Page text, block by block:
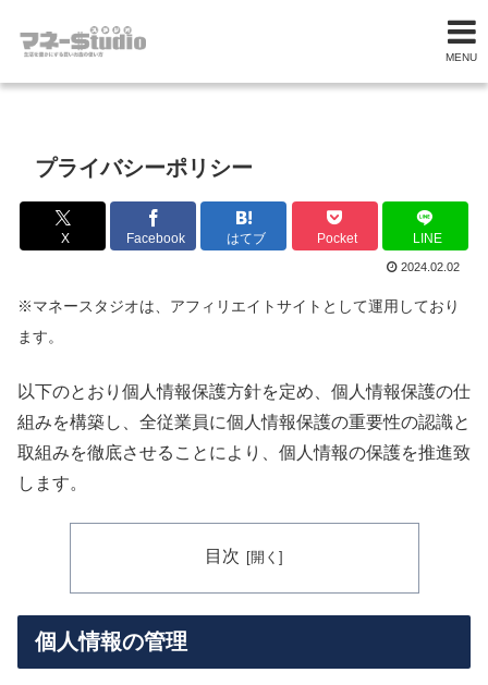
MENU
プライバシーポリシー
X Facebook はてブ Pocket LINE
2024.02.02
※マネースタジオは、アフィリエイトサイトとして運用しており
ます。
以下のとおり個人情報保護方針を定め、個人情報保護の仕
組みを構築し、全従業員に個人情報保護の重要性の認識と
取組みを徹底させることにより、個人情報の保護を推進致
します。
目次
個人情報の管理